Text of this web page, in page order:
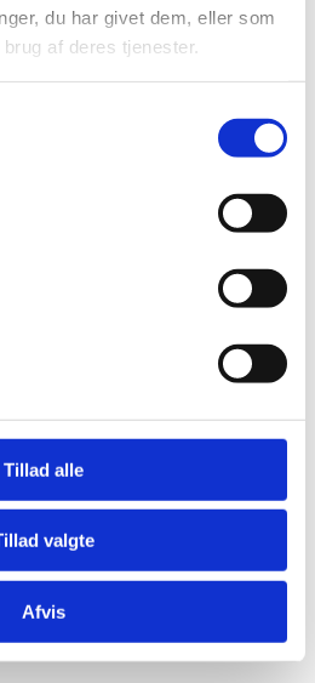
du har givet dem, eller som
af deres tjenester.
Tillad alle
valgte
Afvis